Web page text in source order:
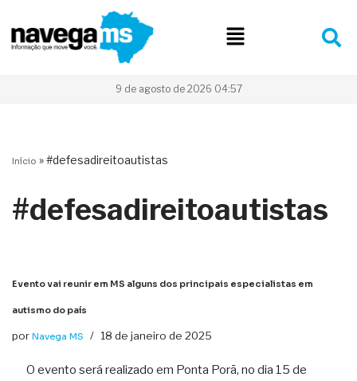
Pular
para
9 de agosto de 2026 04:57
Início »#defesadireitoautistas
#defesadireitoautistas
Evento vai reunir em MS alguns dos principais especialistas em
autismo do país
por Navega MS 18 de janeiro de 2025
O evento será realizado em Ponta Porã, no dia 15 de